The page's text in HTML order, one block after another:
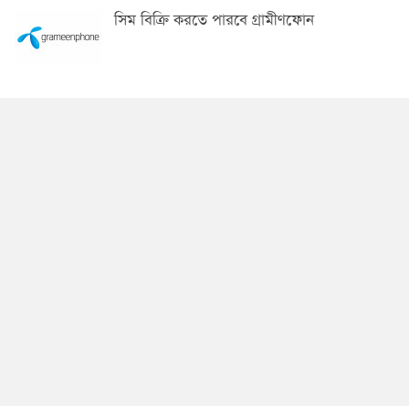
সিম বিক্রি করতে পারবে গ্রামীণফোন